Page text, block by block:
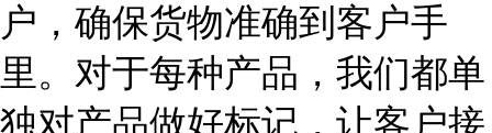
户，确保货物准确到客户手
里。对于每种产品，我们都单
独对产品做好标记，让客户接